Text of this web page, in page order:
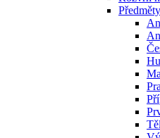
Předměty